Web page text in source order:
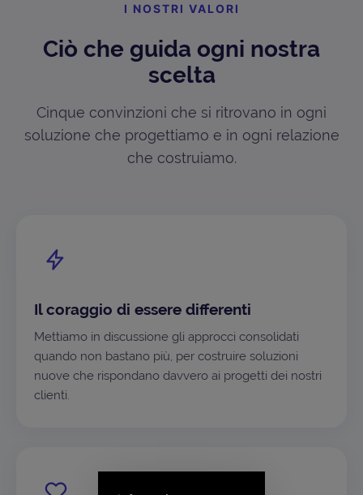
I NOSTRI VALORI
Ciò che guida ogni nostra
scelta
Cinque convinzioni che si ritrovano in ogni
soluzione che progettiamo e in ogni relazione
che costruiamo.
Il coraggio di essere differenti
Mettiamo in discussione gli approcci consolidati
quando non bastano più, per costruire soluzioni
nuove che rispondano davvero ai progetti dei nostri
clienti.